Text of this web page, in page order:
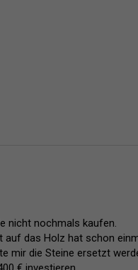
nicht nochmals kaufen.
die Steine ersetzt